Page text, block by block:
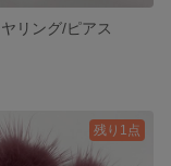
リング/ピアス
残り1点